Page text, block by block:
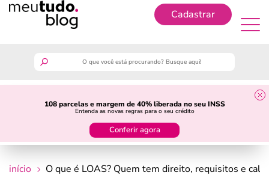
Cadastrar
108 parcelas e margem de 40% liberada no seu INSS
Entenda as novas regras para o seu crédito
Conferir agora
guia do trabalhador
início O que é LOAS? Quem tem direito, requisitos e